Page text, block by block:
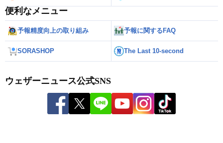
便利なメニュー
予報精度向上の取り組み 予報に関するFAQ
SORASHOP The Last 10-second
ウェザーニュース公式SNS